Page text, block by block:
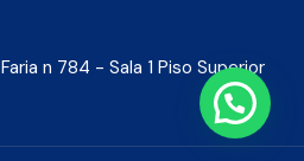
n 784 - Sala 1 Piso Superior